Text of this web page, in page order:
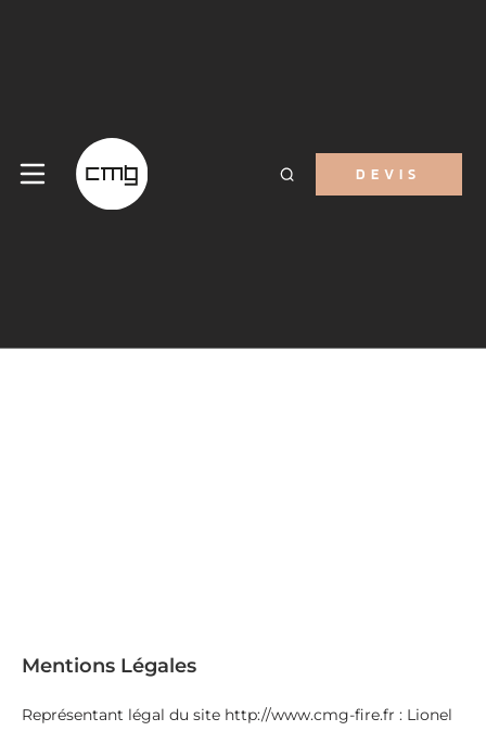
DEVIS
Mentions Légales
Représentant légal du site http://www.cmg-fire.fr : Lionel